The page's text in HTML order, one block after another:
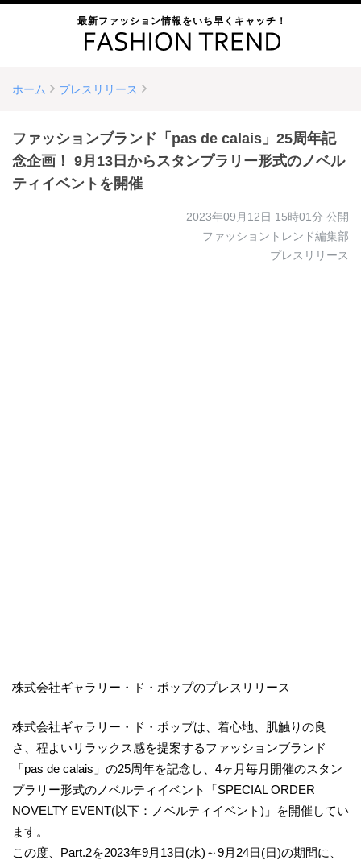
最新ファッション情報をいち早くキャッチ！
ホーム プレスリリース
ファッションブランド「pas de calais」25周年記
念企画！ 9月13日からスタンプラリー形式のノベル
ティイベントを開催
2023年09月12日 15時01分 公開
ファッショントレンド編集部
プレスリリース
株式会社ギャラリー・ド・ポップのプレスリリース
株式会社ギャラリー・ド・ポップは、着心地、肌触りの良
さ、程よいリラックス感を提案するファッションブランド
「pas de calais」の25周年を記念し、4ヶ月毎月開催のスタン
プラリー形式のノベルティイベント「SPECIAL ORDER
NOVELTY EVENT(以下：ノベルティイベント)」を開催してい
ます。
この度、Part.2を2023年9月13日(水)～9月24日(日)の期間に、